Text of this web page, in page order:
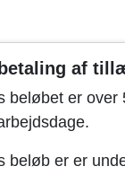
af
beløbet er over
beløb er er